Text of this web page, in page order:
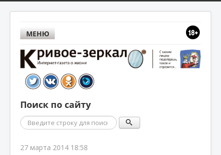
МЕНЮ
Поиск по сайту
Поиск
27 марта 2014 18:58